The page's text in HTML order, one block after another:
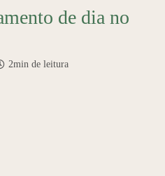
de dia no
2min de leitura